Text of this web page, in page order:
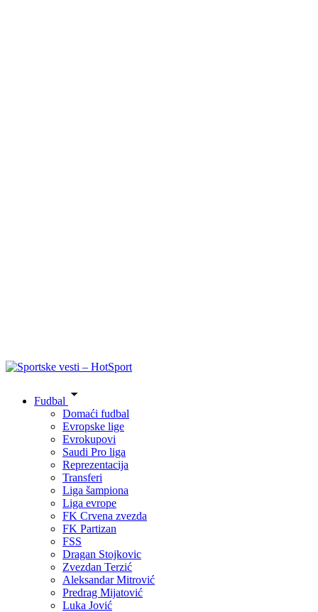
Fudbal
Domaći fudbal
Evropske lige
Evrokupovi
Saudi Pro liga
Reprezentacija
Transferi
Liga šampiona
Liga evrope
FK Crvena zvezda
FK Partizan
FSS
Dragan Stojkovic
Zvezdan Terzić
Aleksandar Mitrović
Predrag Mijatović
Luka Jović